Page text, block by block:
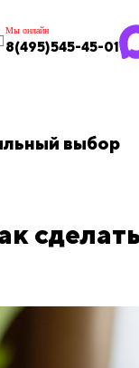
Мы онлайн
8(495)545-45-01
выбор